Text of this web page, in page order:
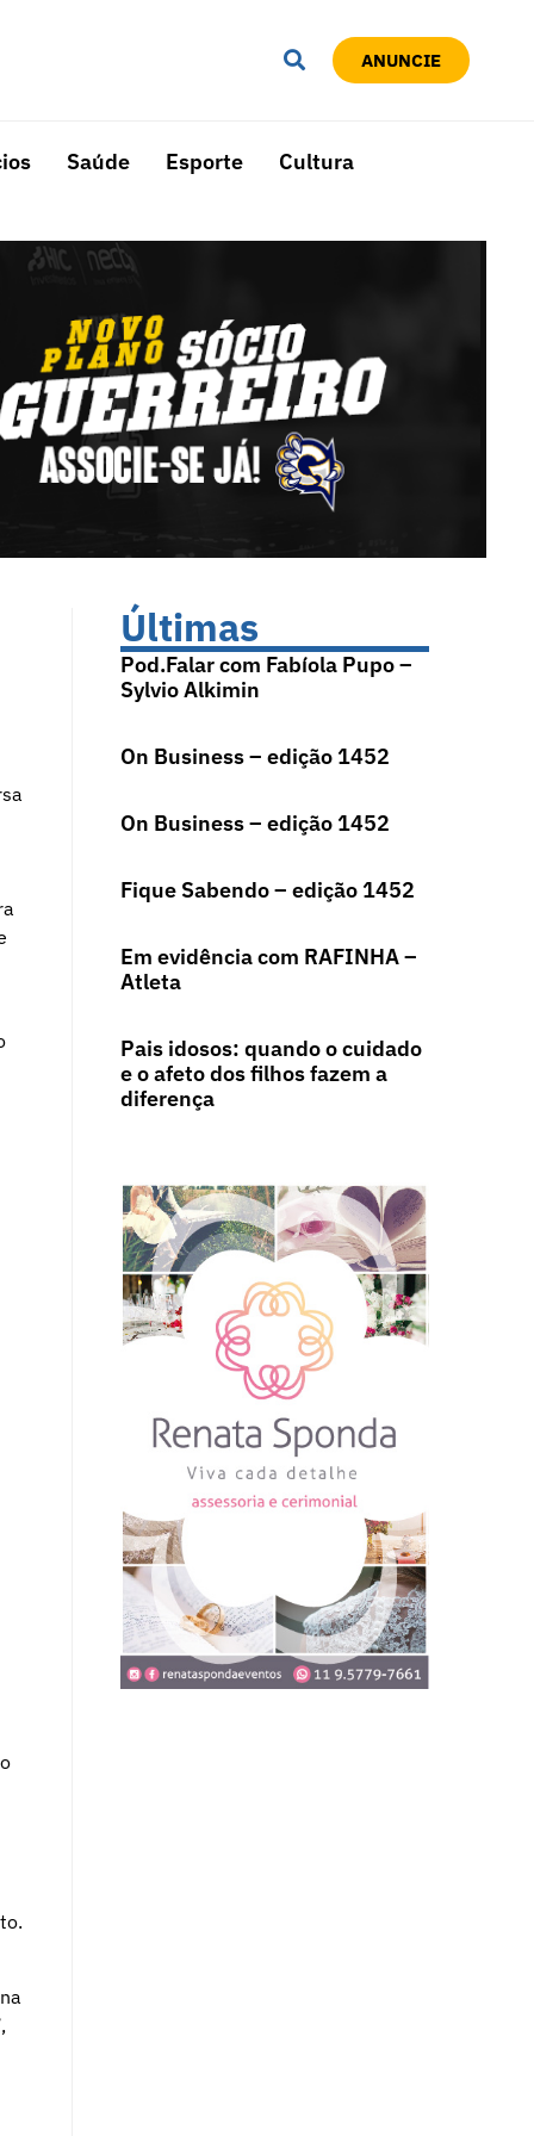
ANUNCIE
Saúde Esporte Cultura
Últimas
Pod.Falar com Fabíola Pupo –
Sylvio Alkimin
On Business – edição 1452
On Business – edição 1452
Fique Sabendo – edição 1452
Em evidência com RAFINHA –
Atleta
Pais idosos: quando o cuidado
e o afeto dos filhos fazem a
diferença